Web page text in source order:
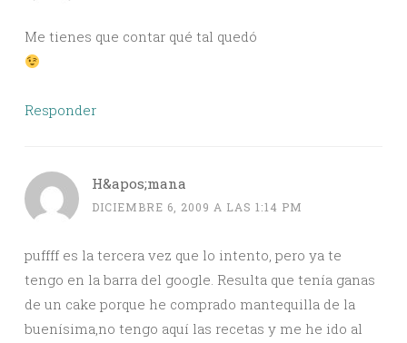
Me tienes que contar qué tal quedó
Responder
H&apos;mana
DICIEMBRE 6, 2009 A LAS 1:14 PM
puffff es la tercera vez que lo intento, pero ya te
tengo en la barra del google. Resulta que tenía ganas
de un cake porque he comprado mantequilla de la
buenísima,no tengo aquí las recetas y me he ido al